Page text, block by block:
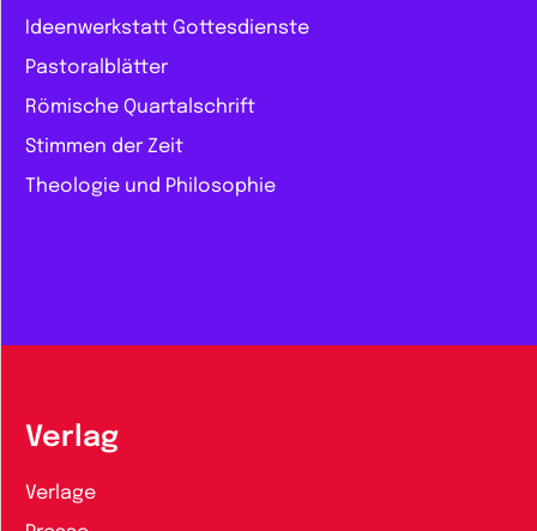
Ideenwerkstatt Gottesdienste
Pastoralblätter
Römische Quartalschrift
Stimmen der Zeit
Theologie und Philosophie
Verlag
Verlage